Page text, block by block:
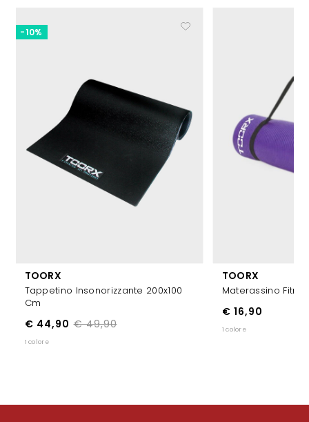
TOORX
Tappetino Insonorizzante 200x100
Cm
€ 49,90
€ 44,90
-10%
1 colore
TOORX
Materassino
€ 16,90
1 colore